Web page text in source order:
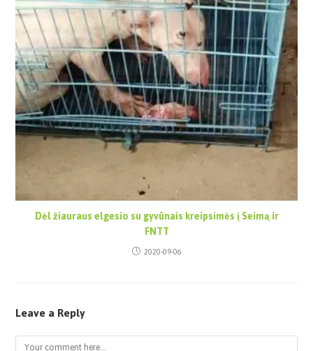
Dėl žiauraus elgesio su gyvūnais kreipsimės į Seimą ir
FNTT
2020-09-06
Leave a Reply